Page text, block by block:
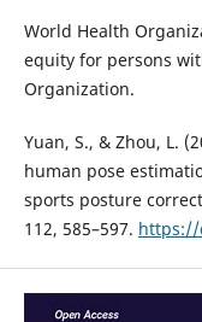
World Health
equity for persons
Organization.
Yuan, S., & Zhou, L.
human pose
sports posture
112, 585–597. https://